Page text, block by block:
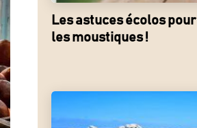
Les astuces écolos
les moustiques !